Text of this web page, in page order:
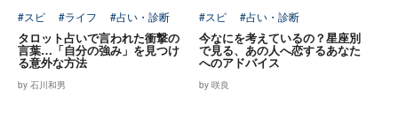
#スピ #ライフ #占い・診断
タロット占いで言われた衝撃の
言葉…「自分の強み」を見つけ
る意外な方法
by 石川和男
#スピ #占い・診断
今なにを考えているの？星座別
で見る、あの人へ恋するあなた
へのアドバイス
by 咲良